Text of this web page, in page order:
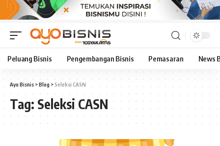
Peluang Bisnis Pengembangan Bisnis Pemasaran News
Ayo Bisnis >Blog >Seleksi CASN
Tag: Seleksi CASN